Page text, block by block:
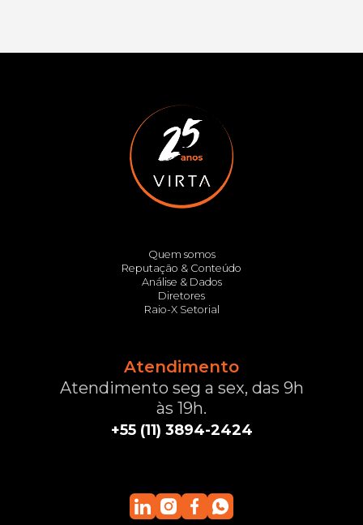
Quem somos
Reputação & Conteúdo
Análise & Dados
Diretores
Raio-X Setorial
Atendimento
Atendimento seg a sex, das 9h
às 19h.
+55 (11) 3894-2424